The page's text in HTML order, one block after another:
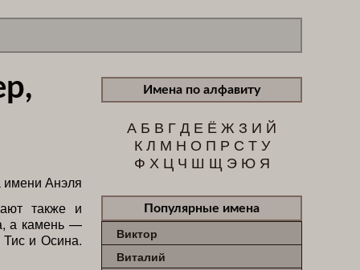
также и
а камень —
Тис и Осина.
Имена по алфавиту
А Б В ГД Е Ё Ж З И Й
К Л М Н О П Р С Т У
Ф Х Ц Ч Ш Щ Э Ю Я
Популярные имена
Виктор
Виталий